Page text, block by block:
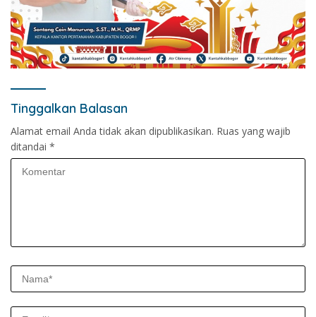
Tinggalkan Balasan
Alamat email Anda tidak akan dipublikasikan. Ruas yang wajib
ditandai *